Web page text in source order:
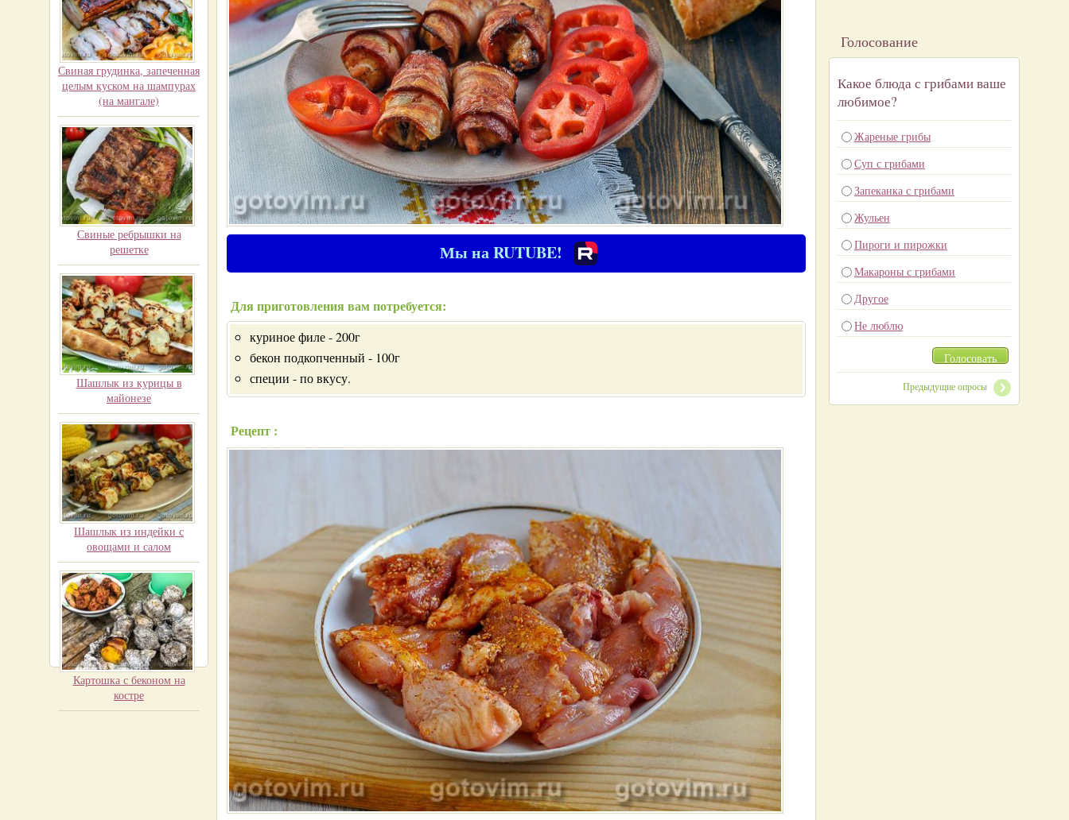
Свиная грудинка, запеченная
целым куском на шампурах
(на мангале)
Свиные ребрышки на
решетке
Шашлык из курицы в
майонезе
Шашлык из индейки с
овощами и салом
Картошка с беконом на
костре
Мы на RUTUBE!
Для приготовления вам потребуется:
куриное филе - 200г
бекон подкопченный - 100г
специи - по вкусу.
Рецепт :
Голосование
Какое блюда с грибами ваше
любимое?
Жареные грибы
Суп с грибами
Запеканка с грибами
Жульен
Пироги и пирожки
Макароны с грибами
Другое
Не люблю
Голосовать
Предыдущие опросы